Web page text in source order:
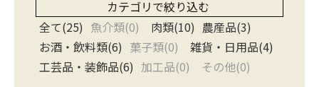
カテゴリで絞り込む
全て(25) 魚介類(0) 肉類(10) 農産品(3)
お酒・飲料類(6) 菓子類(0)
雑貨・日用品(4)
工芸品・装飾品(6) 加工品(0) その他(0)